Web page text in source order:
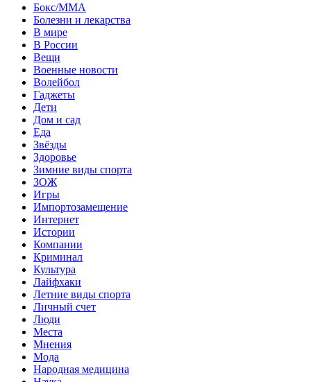
Бокс/MMA
Болезни и лекарства
В мире
В России
Вещи
Военные новости
Волейбол
Гаджеты
Дети
Дом и сад
Еда
Звёзды
Здоровье
Зимние виды спорта
ЗОЖ
Игры
Импортозамещение
Интернет
Истории
Компании
Криминал
Культура
Лайфхаки
Летние виды спорта
Личный счет
Люди
Места
Мнения
Мода
Народная медицина